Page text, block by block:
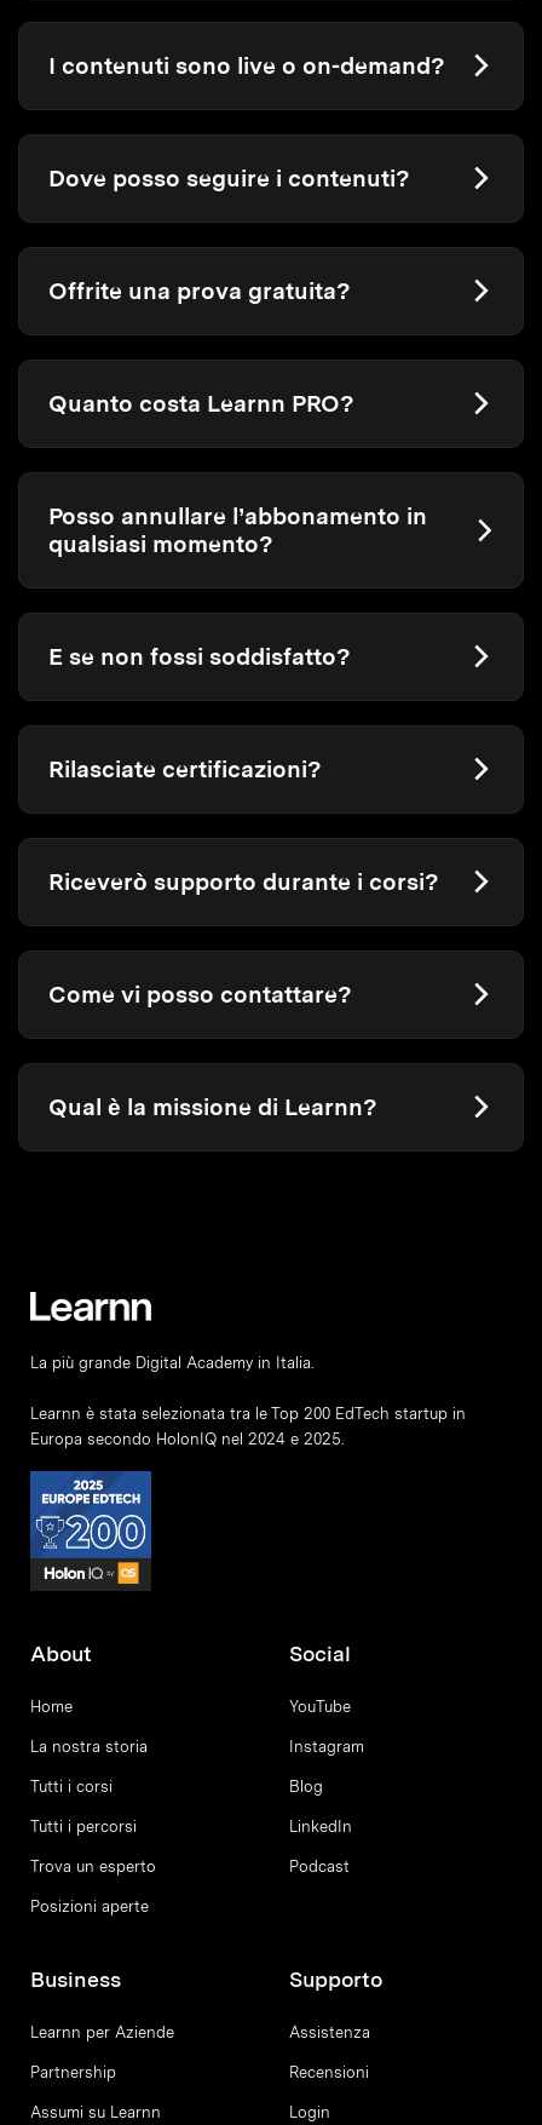
I contenuti sono live o on-demand?
Dove posso seguire i contenuti?
Offrite una prova gratuita?
Quanto costa Learnn PRO?
Posso annullare l’abbonamento in
qualsiasi momento?
E se non fossi soddisfatto?
Rilasciate certificazioni?
Riceverò supporto durante i corsi?
Come vi posso contattare?
Qual è la missione di Learnn?
La più grande Digital Academy in Italia.
Learnn è stata selezionata tra le Top 200 EdTech startup in
Europa secondo HolonIQ nel 2024 e 2025.
About
Home
La nostra storia
Tutti i corsi
Tutti i percorsi
Trova un esperto
Posizioni aperte
Social
YouTube
Instagram
Blog
LinkedIn
Podcast
Business
Learnn per Aziende
Partnership
Assumi su Learnn
Supporto
Assistenza
Recensioni
Login